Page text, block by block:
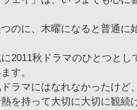
のに、木曜になると普通に
2011秋ドラマのひとつとし
す。
ラマにはなれなかったけど
を持って大切に大切に観続